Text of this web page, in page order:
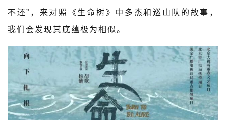
不还”，来对照《生命树》中多杰和巡山队的故事，
我们会发现其底蕴极为相似。